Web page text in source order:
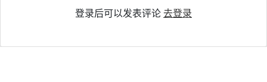
登录后可以发表评论去登录